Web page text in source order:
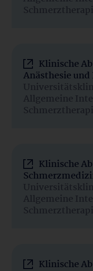
Klinische
Anästhesie
Allgemeine
Klinische
Allgemeine
Klinische